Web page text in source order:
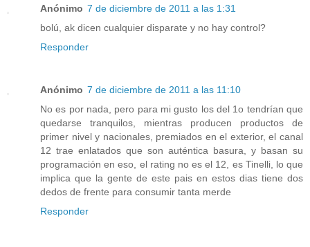
Anónimo 7 de diciembre de 2011 a las 1:31
bolú, ak dicen cualquier disparate y no hay control?
Responder
Anónimo 7 de diciembre de 2011 a las 11:10
No es por nada, pero para mi gusto los del 1o tendrían que
quedarse tranquilos, mientras producen productos de
primer nivel y nacionales, premiados en el exterior, el canal
12 trae enlatados que son auténtica basura, y basan su
programación en eso, el rating no es el 12, es Tinelli, lo que
implica que la gente de este pais en estos dias tiene dos
dedos de frente para consumir tanta merde
Responder